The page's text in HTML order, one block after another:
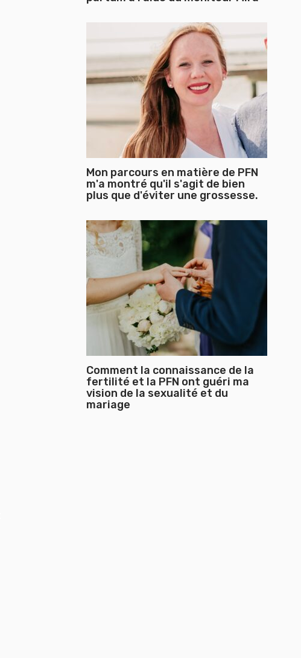
Mon parcours en matière de PFN
m'a montré qu'il s'agit de bien
plus que d'éviter une grossesse.
Comment la connaissance de la
fertilité et la PFN ont guéri ma
vision de la sexualité et du
mariage